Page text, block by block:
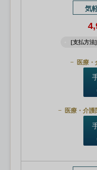
気
[支払方法]
医療
医療・介